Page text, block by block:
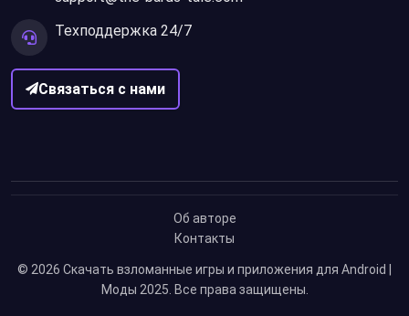
Техподдержка 24/7
Связаться с нами
Об авторе
Контакты
© 2026 Скачать взломанные игры и приложения для Android |
Моды 2025 . Все права защищены.